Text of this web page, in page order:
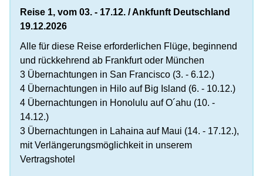
Reise 1, vom 03. - 17.12. / Ankfunft Deutschland
19.12.2026
Alle für diese Reise erforderlichen Flüge, beginnend
und rückkehrend ab Frankfurt oder München
3 Übernachtungen in San Francisco (3. - 6.12.)
4 Übernachtungen in Hilo auf Big Island (6. - 10.12.)
4 Übernachtungen in Honolulu auf O´ahu (10. -
14.12.)
3 Übernachtungen in Lahaina auf Maui (14. - 17.12.),
mit Verlängerungsmöglichkeit in unserem
Vertragshotel